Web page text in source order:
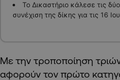
Το Δικαστήριο κάλεσε τις
συνέχιση της δίκης για τις 16
Με την τροποποίηση
αφορούν τον πρώτο